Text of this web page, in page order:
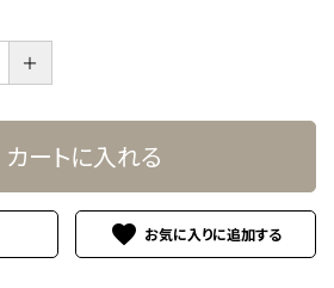
＋
カートに入れる
favorite